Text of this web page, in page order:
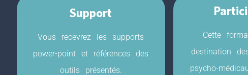
Support
Vous recevrez les supports
power-point et références des
outils présentés.
Cette
destination
psycho-